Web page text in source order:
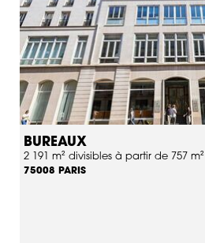
Réf 2177005
donnant sur le passage des petites
Réf 798332
BUREAUX
2 191 m² divisibles à partir de 757 m²
75008 PARIS